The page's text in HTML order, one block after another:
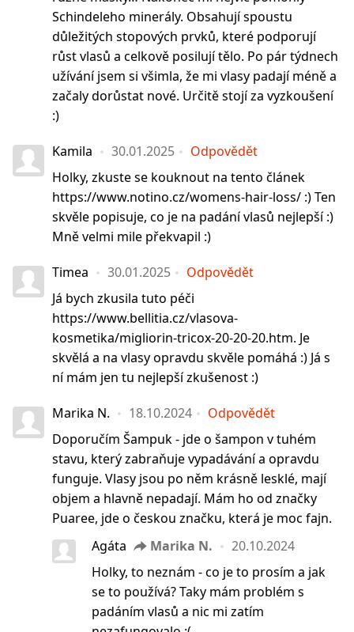
Schindeleho minerály. Obsahují spoustu
důležitých stopových prvků, které podporují
růst vlasů a celkově posilují tělo. Po pár týdnech
užívání jsem si všimla, že mi vlasy padají méně a
začaly dorůstat nové. Určitě stojí za vyzkoušení
:)
Kamila 30.01.2025
Odpovědět
Holky, zkuste se kouknout na tento článek
https://www.notino.cz/womens-hair-loss/ :) Ten
skvěle popisuje, co je na padání vlasů nejlepší :)
Mně velmi mile překvapil :)
Timea 30.01.2025
Odpovědět
Já bych zkusila tuto péči
https://www.bellitia.cz/vlasova-
kosmetika/migliorin-tricox-20-20-20.htm. Je
skvělá a na vlasy opravdu skvěle pomáhá :) Já s
ní mám jen tu nejlepší zkušenost :)
Marika N. 18.10.2024
Odpovědět
Doporučím Šampuk - jde o šampon v tuhém
stavu, který zabraňuje vypadávání a opravdu
funguje. Vlasy jsou po něm krásně lesklé, mají
objem a hlavně nepadají. Mám ho od značky
Puaree, jde o českou značku, která je moc fajn.
Agáta
Marika N.
20.10.2024
Holky, to neznám - co je to prosím a jak
se to používá? Taky mám problém s
padáním vlasů a nic mi zatím